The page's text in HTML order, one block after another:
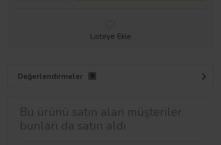
Listeye Ekle
Değerlendirmeler 0
Bu ürünü satın alan müşteriler
bunları da satın aldı